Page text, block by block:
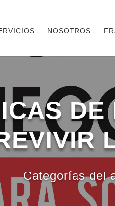
NOSOTROS
DE
Categorías del